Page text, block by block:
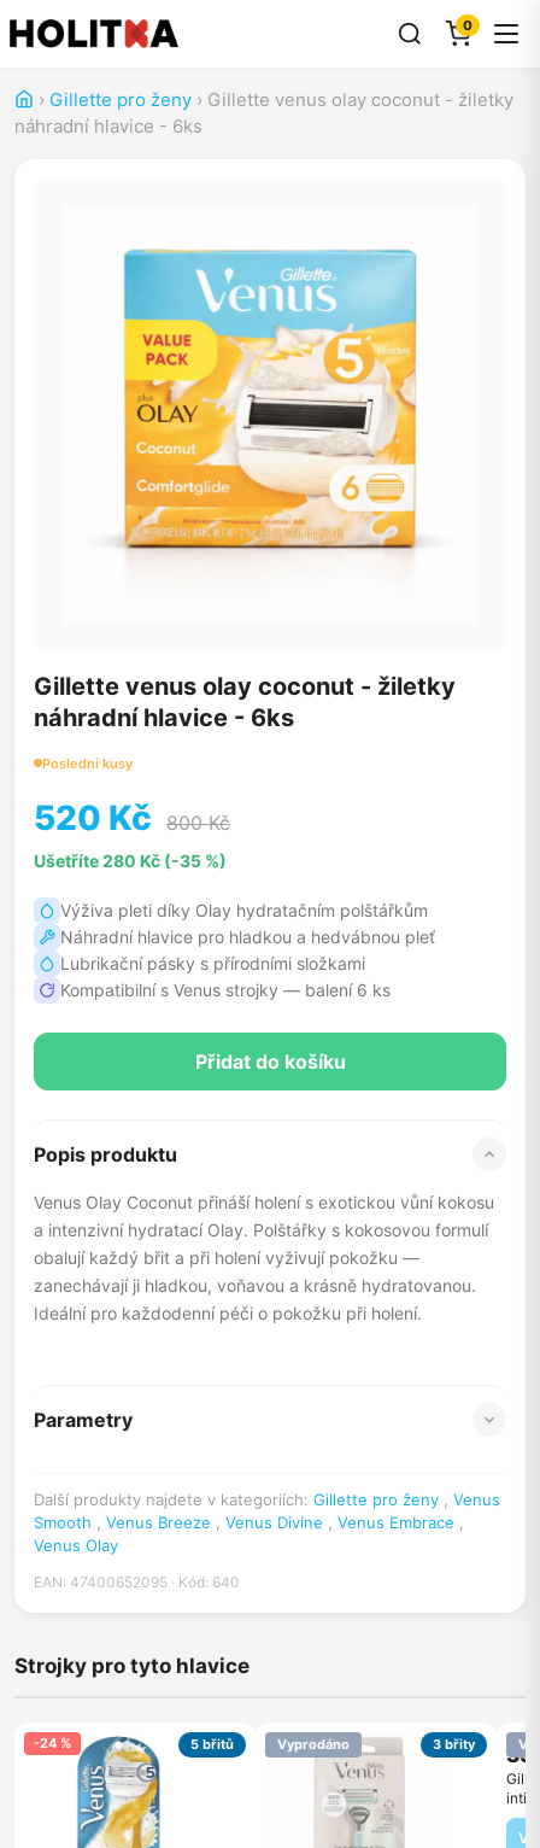
0
› Gillette pro ženy › Gillette venus olay coconut - žiletky
náhradní hlavice - 6ks
Gillette venus olay coconut - žiletky
náhradní hlavice - 6ks
Poslední kusy
520 Kč 800 Kč
Ušetříte 280 Kč (-35 %)
Výživa pleti díky Olay hydratačním polštářkům
Náhradní hlavice pro hladkou a hedvábnou pleť
Lubrikační pásky s přírodními složkami
Kompatibilní s Venus strojky — balení 6 ks
Přidat do košíku
Popis produktu
Venus Olay Coconut přináší holení s exotickou vůní kokosu
a intenzivní hydratací Olay. Polštářky s kokosovou formulí
obalují každý břit a při holení vyživují pokožku —
zanechávají ji hladkou, voňavou a krásně hydratovanou.
Ideální pro každodenní péči o pokožku při holení.
Parametry
Další produkty najdete v kategoriích: Gillette pro ženy
Venus
Smooth
Venus Breeze Venus Divine Venus Embrace
Venus Olay
EAN: 47400652095 · Kód: 640
Strojky pro tyto hlavice
-24 % 5 břitů Vyprodáno 3 břity